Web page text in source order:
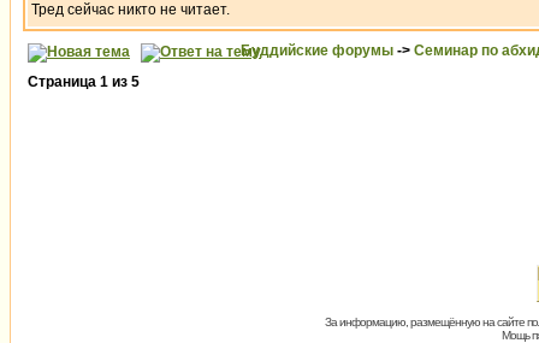
Тред сейчас никто не читает.
Буддийские форумы -> Семинар по
Страница 1 из 5
За информацию, размещённую на сайте
Мощь